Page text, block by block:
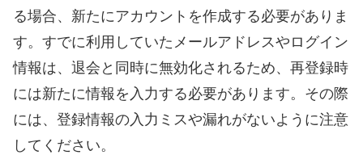
る場合、新たにアカウントを作成する必要がありま
す。すでに利用していたメールアドレスやログイン
情報は、退会と同時に無効化されるため、再登録時
には新たに情報を入力する必要があります。その際
には、登録情報の入力ミスや漏れがないように注意
してください。